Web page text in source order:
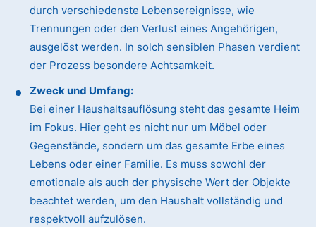
durch verschiedenste Lebensereignisse, wie
Trennungen oder den Verlust eines Angehörigen,
ausgelöst werden. In solch sensiblen Phasen verdient
der Prozess besondere Achtsamkeit.
Zweck und Umfang:
Bei einer Haushaltsauflösung steht das gesamte Heim
im Fokus. Hier geht es nicht nur um Möbel oder
Gegenstände, sondern um das gesamte Erbe eines
Lebens oder einer Familie. Es muss sowohl der
emotionale als auch der physische Wert der Objekte
beachtet werden, um den Haushalt vollständig und
respektvoll aufzulösen.